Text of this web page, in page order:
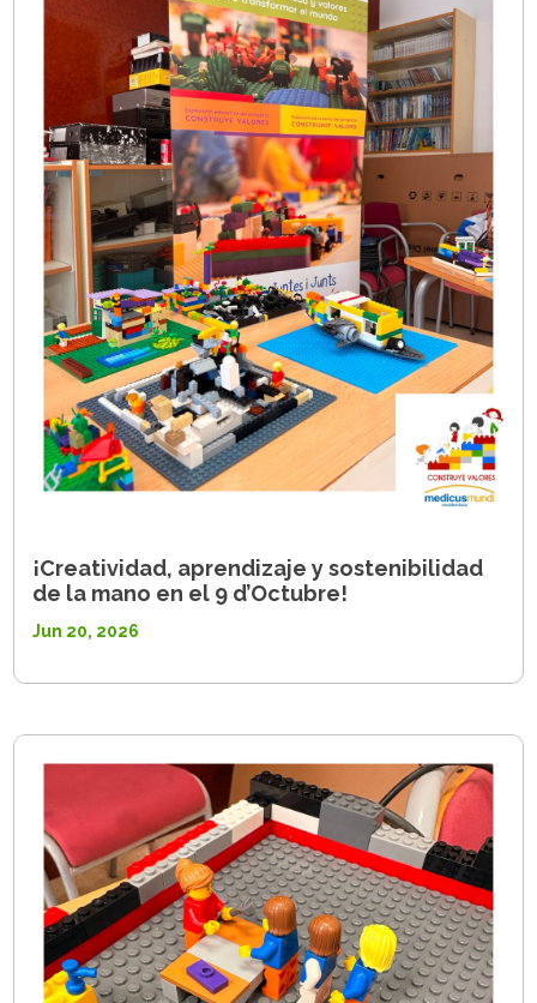
¡Creatividad, aprendizaje y sostenibilidad
de la mano en el 9 d’Octubre!
Jun 20, 2026